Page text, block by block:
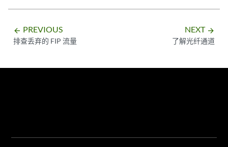
arrow_backward PREVIOUS
排查丢弃的 FIP 流量
NEXT arrow_forward
了解光纤通道